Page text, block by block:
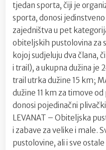
tjedan sporta, čiji je
sporta, donosi
zajedništva u pet
obiteljskih pustolovina za
kojoj sudjeluju dva člana,
i trail), a ukupna dužina je
trail utrka dužine 15 km;
dužine 11 km za timove
donosi pojedinačni
LEVANAT – Obiteljska
i zabave za velike i male.
pustolovine, ali i sve